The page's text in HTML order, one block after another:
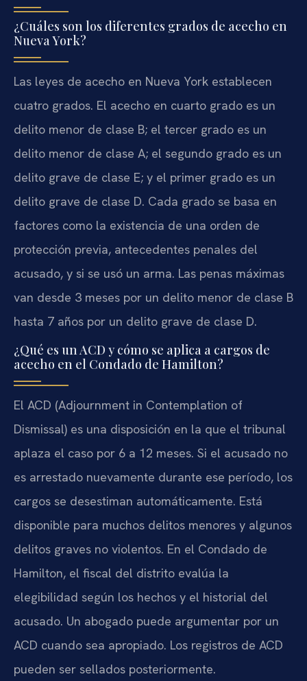
¿Cuáles son los diferentes grados de acecho en
Nueva York?
Las leyes de acecho en Nueva York establecen
cuatro grados. El acecho en cuarto grado es un
delito menor de clase B; el tercer grado es un
delito menor de clase A; el segundo grado es un
delito grave de clase E; y el primer grado es un
delito grave de clase D. Cada grado se basa en
factores como la existencia de una orden de
protección previa, antecedentes penales del
acusado, y si se usó un arma. Las penas máximas
van desde 3 meses por un delito menor de clase B
hasta 7 años por un delito grave de clase D.
¿Qué es un ACD y cómo se aplica a cargos de
acecho en el Condado de Hamilton?
El ACD (Adjournment in Contemplation of
Dismissal) es una disposición en la que el tribunal
aplaza el caso por 6 a 12 meses. Si el acusado no
es arrestado nuevamente durante ese período, los
cargos se desestiman automáticamente. Está
disponible para muchos delitos menores y algunos
delitos graves no violentos. En el Condado de
Hamilton, el fiscal del distrito evalúa la
elegibilidad según los hechos y el historial del
acusado. Un abogado puede argumentar por un
ACD cuando sea apropiado. Los registros de ACD
pueden ser sellados posteriormente.